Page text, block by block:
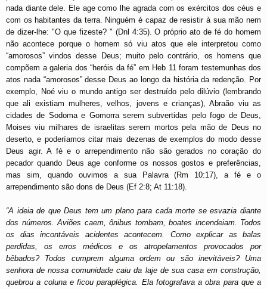
nada diante dele. Ele age como lhe agrada com os exércitos dos céus e
com os habitantes da terra. Ninguém é capaz de resistir à sua mão nem
de dizer-lhe: "O que fizeste? " (Dnl 4:35). O próprio ato de fé do homem
não acontece porque o homem só viu atos que ele interpretou como
“amorosos” vindos desse Deus; muito pelo contrário, os homens que
compõem a galeria dos “heróis da fé” em Heb 11 foram testemunhas dos
atos nada “amorosos” desse Deus ao longo da história da redenção. Por
exemplo, Noé viu o mundo antigo ser destruído pelo dilúvio (lembrando
que ali existiam mulheres, velhos, jovens e crianças), Abraão viu as
cidades de Sodoma e Gomorra serem subvertidas pelo fogo de Deus,
Moises viu milhares de israelitas serem mortos pela mão de Deus no
deserto, e poderíamos citar mais dezenas de exemplos do modo desse
Deus agir. A fé e o arrependimento não são gerados no coração do
pecador quando Deus age conforme os nossos gostos e preferências,
mas sim, quando ouvimos a sua Palavra (Rm 10:17), a fé e o
arrependimento são dons de Deus (Ef 2:8; At 11:18).
“A ideia de que Deus tem um plano para cada morte se esvazia diante
dos números. Aviões caem, ônibus tombam, boates incendeiam. Todos
os dias incontáveis acidentes acontecem. Como explicar as balas
perdidas, os erros médicos e os atropelamentos provocados por
bêbados? Todos cumprem alguma ordem ou são inevitáveis? Uma
senhora de nossa comunidade caiu da laje de sua casa em construção,
quebrou a coluna e ficou paraplégica. Ela fotografava a obra para que a